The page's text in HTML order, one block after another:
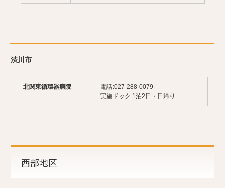
渋川市
北関東循環器病院
電話:027-288-0079
実施ドック:1泊2日・日帰り
西部地区